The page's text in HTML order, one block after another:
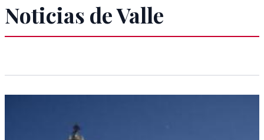
Noticias de Valle